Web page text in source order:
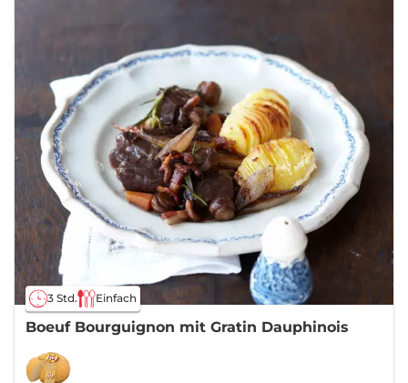
3 Std. Einfach
Boeuf Bourguignon mit Gratin Dauphinois